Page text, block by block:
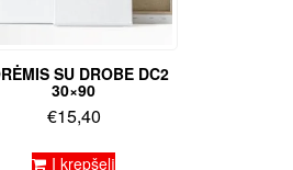
SU DROBE DC2
30×90
€15,40
Į krepšelį